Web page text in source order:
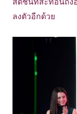
ลงตัวอีกด้วย